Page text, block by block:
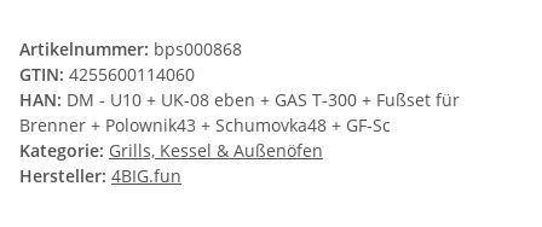
Artikelnummer: bps000868
GTIN: 4255600114060
HAN: DM - U10 + UK-08 eben + GAS T-300 + Fußset für
Brenner + Polownik43 + Schumovka48 + GF-Sc
Kategorie: Grills, Kessel & Außenöfen
Hersteller: 4BIG.fun